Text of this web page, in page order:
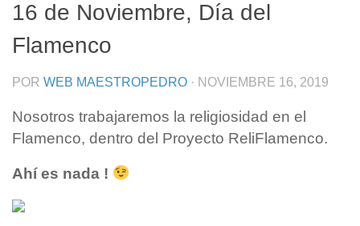
16 de Noviembre, Día del
Flamenco
POR WEB MAESTROPEDRO · NOVIEMBRE 16, 2019
Nosotros trabajaremos la religiosidad en el
Flamenco, dentro del Proyecto ReliFlamenco.
Ahí es nada !